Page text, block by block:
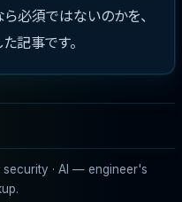
必須ではないのかを、
記事です。
security · AI — engineer's